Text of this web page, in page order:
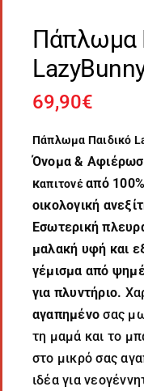
Πάπλωμα
69,90€
Πάπλωμα Παιδικό
Όνομα &
καπιτονέαπό
οικολογική
Εσωτερική
μαλακή υφή και
γέμισμα από
για πλυντήριο.
αγαπημένο σας
τη μαμά και το
στο μικρό σας
ιδέα για